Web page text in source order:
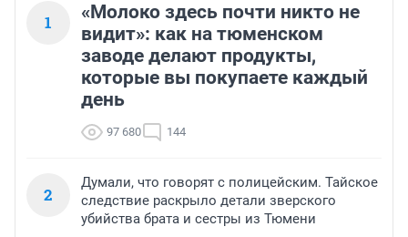
1
«Молоко здесь почти никто не
видит»: как на тюменском
заводе делают продукты,
которые вы покупаете каждый
день
97 680 144
2
Думали, что говорят с полицейским. Тайское
следствие раскрыло детали зверского
убийства брата и сестры из Тюмени